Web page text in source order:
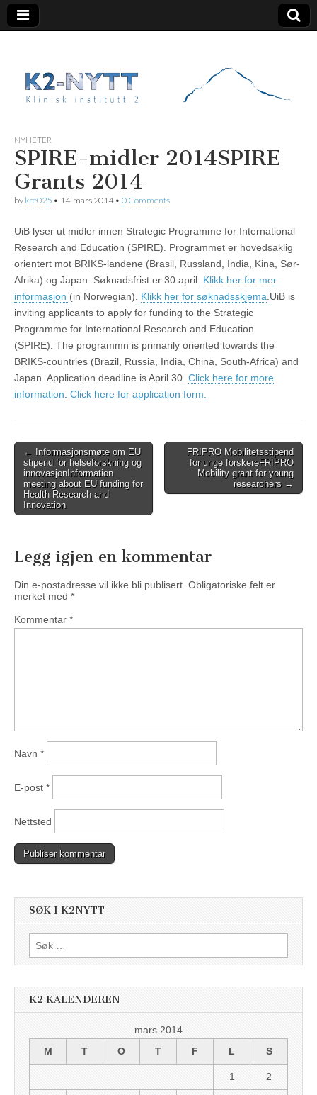
K2 Nytt
NYHETER
SPIRE-midler 2014SPIRE
Grants 2014
by kre025 • 14. mars 2014• 0 Comments
UiB lyser ut midler innen Strategic Programme for International
Research and Education (SPIRE). Programmet er hovedsaklig
orientert mot BRIKS-landene (Brasil, Russland, India, Kina, Sør-
Afrika) og Japan. Søknadsfrist er 30 april. Klikk her for mer
informasjon (in Norwegian). Klikk her for søknadsskjema.UiB is
inviting applicants to apply for funding to the Strategic
Programme for International Research and Education
(SPIRE). The programmn is primarily oriented towards the
BRIKS-countries (Brazil, Russia, India, China, South-Africa) and
Japan. Application deadline is April 30. Click here for more
information. Click here for application form.
Post
navigation
← Informasjonsmøte om EU
stipend for helseforskning og
innovasjonInformation
meeting about EU funding for
Health Research and
Innovation
FRIPRO Mobilitetsstipend
for unge forskereFRIPRO
Mobility grant for young
researchers →
Legg igjen en kommentar
Din e-postadresse vil ikke bli publisert. Obligatoriske felt er
merket med *
Kommentar *
Navn *
E-post *
Nettsted
SØK I K2NYTT
Søk
etter:
K2 KALENDEREN
mars 2014
M
T O T F L S
1 2